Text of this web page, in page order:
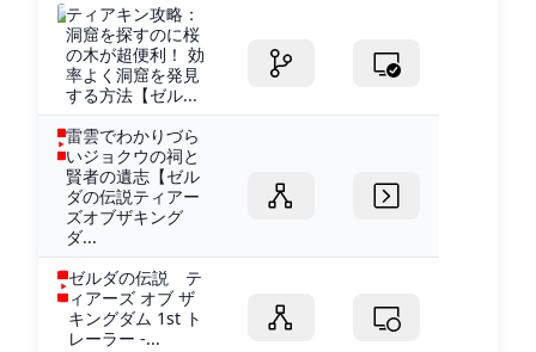
ティアキン攻略：
洞窟を探すのに桜
の木が超便利！ 効
率よく洞窟を発見
する方法【ゼル...
雷雲でわかりづら
いジョクウの祠と
賢者の遺志【ゼル
ダの伝説ティアー
ズオブザキング
ダ...
ゼルダの伝説 テ
ィアーズ オブ ザ
キングダム 1st ト
レーラー -...